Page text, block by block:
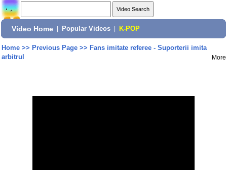
Video Home Popular Videos K-POP
Home>> Previous Page>> Fans imitate referee - Suporterii imita
arbitrul
More